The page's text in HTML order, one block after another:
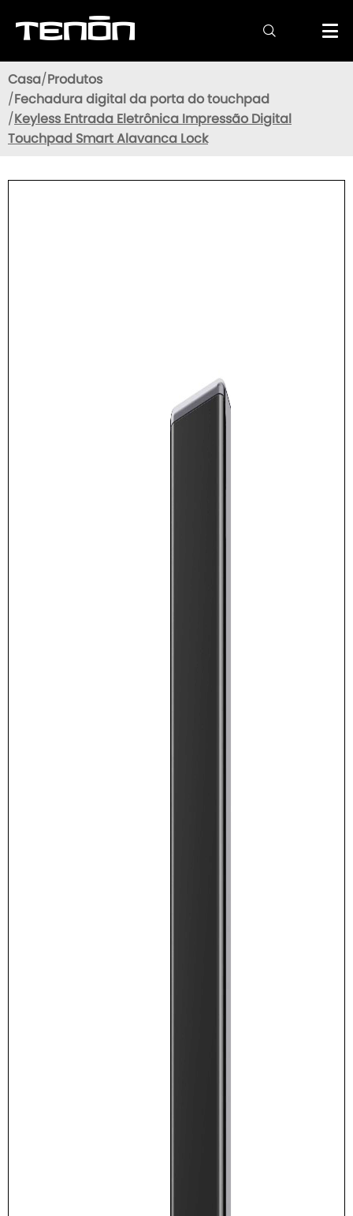

Casa Produtos
Fechadura digital da porta do touchpad
Keyless Entrada Eletrônica Impressão Digital
Touchpad Smart Alavanca Lock